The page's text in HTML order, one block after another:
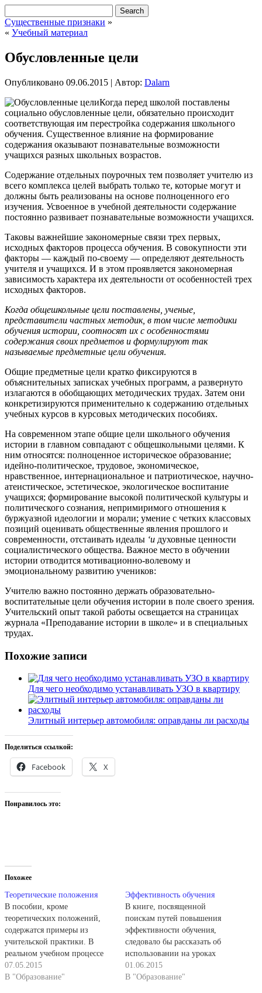
Существенные признаки »
« Учебный материал
Обусловленные цели
Опубликовано 09.06.2015 | Автор: Dalarn
Когда перед школой поставлены
социально обусловленные цели, обязательно происходит
соответствующая им перестройка содержания школьного
обучения. Существенное влияние на формирование
содержания оказывают познавательные возможности
учащихся разных школьных возрастов.
Содержание отдельных поурочных тем позволяет учителю из
всего комплекса целей выбрать только те, которые могут и
должны быть реализованы на основе полноценного его
изучения. Усвоенное в учебной деятельности содержание
постоянно развивает познавательные возможности учащихся.
Таковы важнейшие закономерные связи трех первых,
исходных факторов процесса обучения. В совокупности эти
факторы — каждый по-своему — определяют деятельность
учителя и учащихся. И в этом проявляется закономерная
зависимость характера их деятельности от особенностей трех
исходных факторов.
Когда общешкольные цели поставлены, ученые,
представители частных методик, в том числе методики
обучения истории, соотносят их с особенностями
содержания своих предметов и формулируют так
называемые предметные цели обучения.
Общие предметные цели кратко фиксируются в
объяснительных записках учебных программ, а развернуто
излагаются в обобщающих методических трудах. Затем они
конкретизируются применительно к содержанию отдельных
учебных курсов в курсовых методических пособиях.
На современном этапе общие цели школьного обучения
истории в главном совпадают с общешкольными целями. К
ним относятся: полноценное историческое образование;
идейно-политическое, трудовое, экономическое,
нравственное, интернациональное и патриотическое, научно-
атеистическое, эстетическое, экологическое воспитание
учащихся; формирование высокой политической культуры и
политического сознания, непримиримого отношения к
буржуазной идеологии и морали; умение с четких классовых
позиций оценивать общественные явления прошлого и
современности, отстаивать идеалы ‘и духовные ценности
социалистического общества. Важное место в обучении
истории отводится мотивационно-волевому и
эмоциональному развитию учеников:
Учителю важно постоянно держать образовательно-
воспитательные цели обучения истории в поле своего зрения.
Учительский опыт такой работы освещается на страницах
журнала «Преподавание истории в школе» и в специальных
трудах.
Похожие записи
Для чего необходимо устанавливать УЗО в квартиру
Элитный интерьер автомобиля: оправданы ли расходы
Поделиться ссылкой:
Facebook X
Понравилось это:
Похожее
Теоретические положения
В пособии, кроме
теоретических положений,
содержатся примеры из
учительской практики. В
реальном учебном процессе
преподавание и учение тесно
переплетаются между собой.
07.05.2015
В "Образование"
Эффективность обучения
В книге, посвященной
поискам путей повышения
эффективности обучения,
следовало бы рассказать об
использовании на уроках
истории компьютерной
техники. Но автор не
01.06.2015
В "Образование"